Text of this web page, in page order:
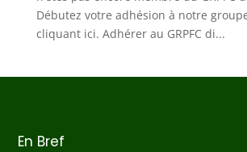
Débutez votre adhésion à notre
cliquant ici. Adhérer au GRPFC di...
En Bref